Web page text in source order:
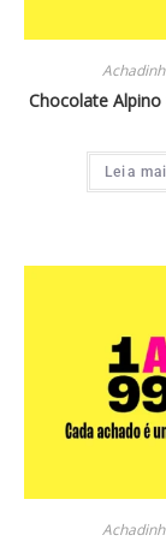
Chocolate
Leia